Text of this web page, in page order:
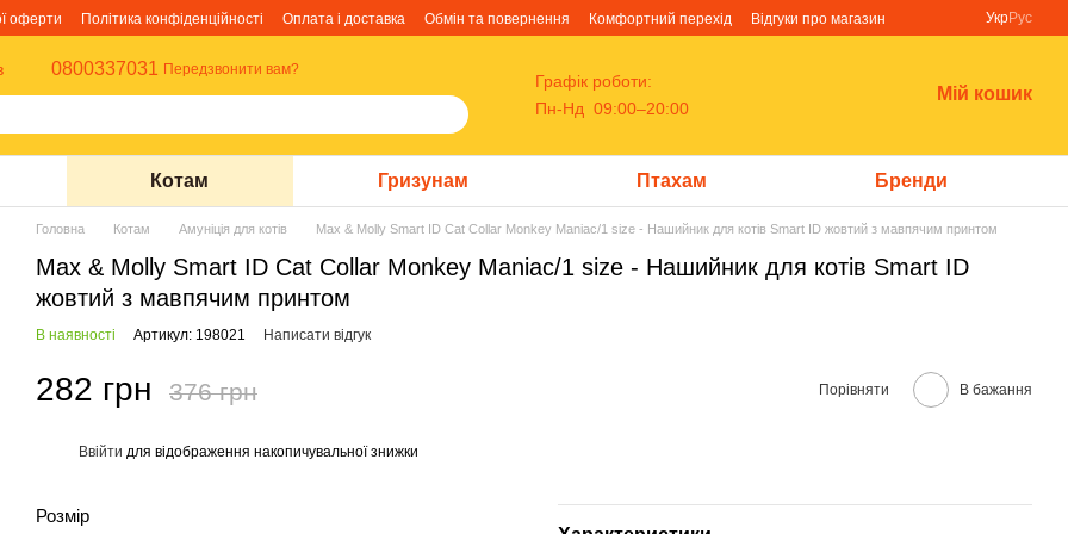
оферти Політика конфіденційності Оплата і доставка Обмін та повернення Комфортний перехід
Відгуки про магазин
УкрРус
0800337031 Передзвонити вам?
Графік роботи:
Пн-Нд 09:00–20:00
Мій кошик
Котам Гризунам Птахам Бренди
Головна Котам Амуніція для котів Max & Molly Smart ID Cat Collar Monkey Maniac/1 size - Нашийник для котів Smart ID жовтий з мавпячим принтом
Max & Molly Smart ID Cat Collar Monkey Maniac/1 size - Нашийник для котів Smart ID
жовтий з мавпячим принтом
В наявності Артикул: 198021 Написати відгук
282 грн 376 грн Порівняти В бажання
Ввійти для відображення накопичувальної знижки
Розмір